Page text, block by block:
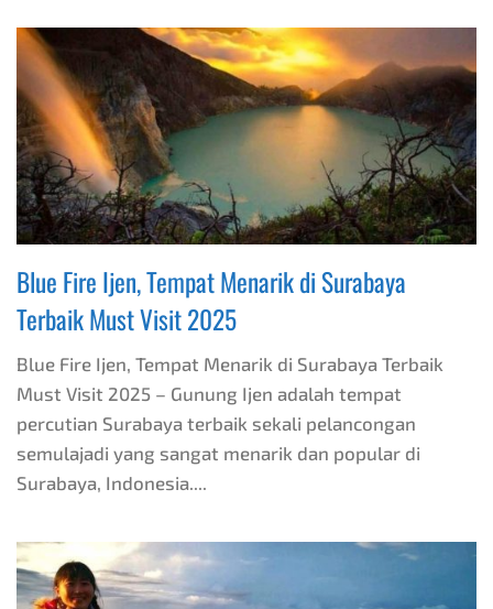
Blue Fire Ijen, Tempat Menarik di Surabaya
Terbaik Must Visit 2025
Blue Fire Ijen, Tempat Menarik di Surabaya Terbaik
Must Visit 2025 – Gunung Ijen adalah tempat
percutian Surabaya terbaik sekali pelancongan
semulajadi yang sangat menarik dan popular di
Surabaya, Indonesia....